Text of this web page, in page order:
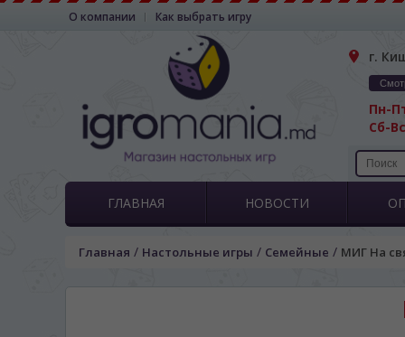
О компании Как выбрать игру
г.
Пн-
Сб-
ГЛАВНАЯ НОВОСТИ
Главная / Настольные игры / Семейные / МИГ На